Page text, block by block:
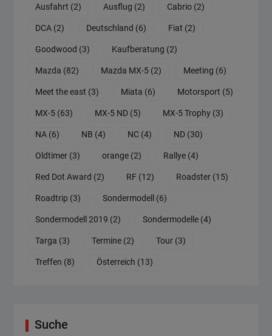
Ausfahrt (2) Ausflug (2) Cabrio(2)
DCA(2) Deutschland (6) Fiat (2)
Goodwood (3) Kaufberatung (2)
Mazda (82) Mazda MX-5(2) Meeting (6)
Meet the east (3) Miata (6) Motorsport (5)
MX-5(63) MX-5 ND(5) MX-5 Trophy(3)
NA(6) NB (4) NC(4) ND(30)
Oldtimer(3) orange(2) Rallye(4)
Red Dot Award (2) RF(12) Roadster(15)
Roadtrip (3) Sondermodell (6)
Sondermodell 2019 (2) Sondermodelle(4)
Targa (3) Termine(2) Tour(3)
Treffen (8) Österreich (13)
Suche